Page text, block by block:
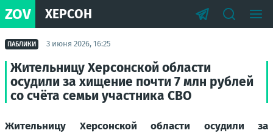
ZOV ХЕРСОН
ПАБЛИКИ 3 июня 2026, 16:25
Жительницу Херсонской области
осудили за хищение почти 7 млн рублей
со счёта семьи участника СВО
Жительницу Херсонской области осудили за